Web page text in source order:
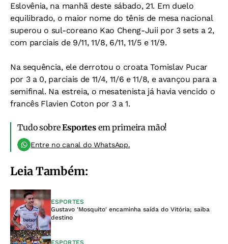
Eslovênia, na manhã deste sábado, 21. Em duelo
equilibrado, o maior nome do tênis de mesa nacional
superou o sul-coreano Kao Cheng-Juii por 3 sets a 2,
com parciais de 9/11, 11/8, 6/11, 11/5 e 11/9.
Na sequência, ele derrotou o croata Tomislav Pucar
por 3 a 0, parciais de 11/4, 11/6 e 11/8, e avançou para a
semifinal. Na estreia, o mesatenista já havia vencido o
francês Flavien Coton por 3 a 1.
Tudo sobreEsportesem primeira mão!
Entre no canal do WhatsApp.
Leia Também:
ESPORTES
Gustavo 'Mosquito' encaminha saída do Vitória; saiba
destino
ESPORTES